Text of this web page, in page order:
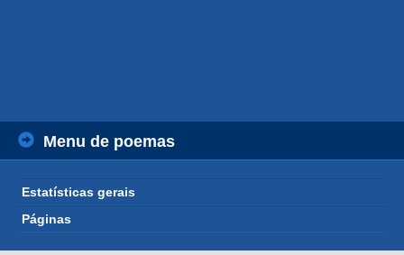
Menu de poemas
Estatísticas gerais
Páginas